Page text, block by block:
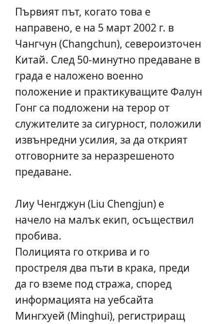
Първият път, когато това е
направено, е на 5 март 2002 г. в
Чангчун (Changchun), североизточен
Китай. След 50-минутно предаване в
града е наложено военно
положение и практикуващите Фалун
Гонг са подложени на терор от
служителите за сигурност, положили
извънредни усилия, за да открият
отговорните за неразрешеното
предаване.
Лиу Ченгджун (Liu Chengjun) е
начело на малък екип, осъществил
пробива.
Полицията го открива и го
простреля два пъти в крака, преди
да го вземе под стража, според
информацията на уебсайта
Мингхуей (Minghui), регистриращ